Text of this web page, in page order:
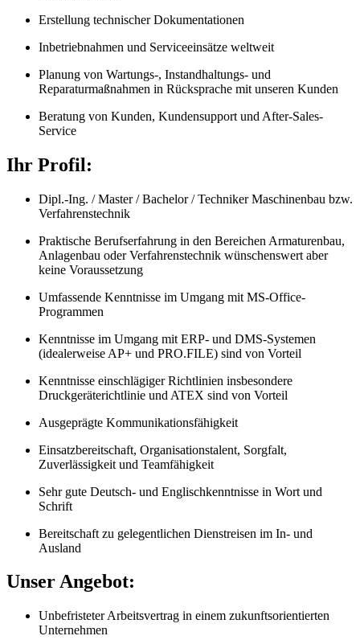
Erstellung technischer Dokumentationen
Inbetriebnahmen und Serviceeinsätze weltweit
Planung von Wartungs-, Instandhaltungs- und
Reparaturmaßnahmen in Rücksprache mit unseren Kunden
Beratung von Kunden, Kundensupport und After-Sales-
Service
Ihr Profil:
Dipl.-Ing. / Master / Bachelor / Techniker Maschinenbau bzw.
Verfahrenstechnik
Praktische Berufserfahrung in den Bereichen Armaturenbau,
Anlagenbau oder Verfahrenstechnik wünschenswert aber
keine Voraussetzung
Umfassende Kenntnisse im Umgang mit MS-Office-
Programmen
Kenntnisse im Umgang mit ERP- und DMS-Systemen
(idealerweise AP+ und PRO.FILE) sind von Vorteil
Kenntnisse einschlägiger Richtlinien insbesondere
Druckgeräterichtlinie und ATEX sind von Vorteil
Ausgeprägte Kommunikationsfähigkeit
Einsatzbereitschaft, Organisationstalent, Sorgfalt,
Zuverlässigkeit und Teamfähigkeit
Sehr gute Deutsch- und Englischkenntnisse in Wort und
Schrift
Bereitschaft zu gelegentlichen Dienstreisen im In- und
Ausland
Unser Angebot:
Unbefristeter Arbeitsvertrag in einem zukunftsorientierten
Unternehmen